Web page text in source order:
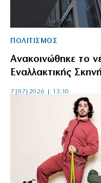
ΠΟΛΙΤΙΣΜΟΣ
Ανακοινώθηκε το
Εναλλακτικής
7|07|2026 | 13:10